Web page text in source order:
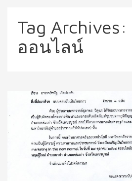
Tag Archives:
ออนไลน์